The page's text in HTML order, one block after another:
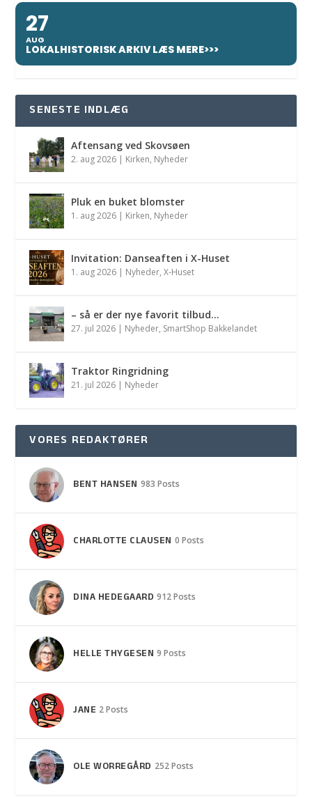
27
AUG
LOKALHISTORISK ARKIV LÆS MERE>>>
SENESTE INDLÆG
Aftensang ved Skovsøen
2. aug 2026 | Kirken, Nyheder
Pluk en buket blomster
1. aug 2026 | Kirken, Nyheder
Invitation: Danseaften i X-Huset
1. aug 2026 | Nyheder,X-Huset
– så er der nye favorit tilbud…
27. jul 2026 | Nyheder, SmartShop Bakkelandet
Traktor Ringridning
21. jul 2026 | Nyheder
VORES REDAKTØRER
BENT HANSEN 983 Posts
CHARLOTTE CLAUSEN 0 Posts
DINA HEDEGAARD 912 Posts
HELLE THYGESEN 9 Posts
JANE 2 Posts
OLE WORREGÅRD 252 Posts